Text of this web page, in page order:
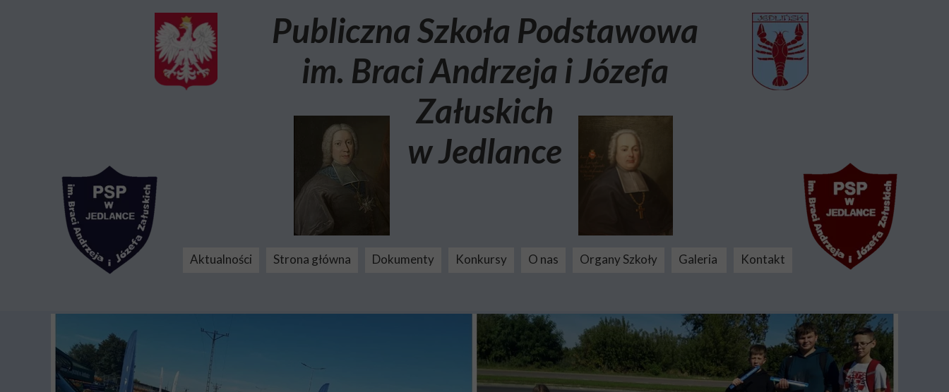
Aktualności Strona główna Dokumenty Konkursy O nas Organy Szkoły Galeria Kontakt
Publiczna Szkoła Podstawowa
im. Braci Andrzeja i Józefa
Załuskich
w Jedlance